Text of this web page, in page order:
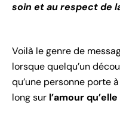
soin et au respect de
Voilà le genre de
lorsque quelqu’un
qu’une personne porte à
long sur l’amour